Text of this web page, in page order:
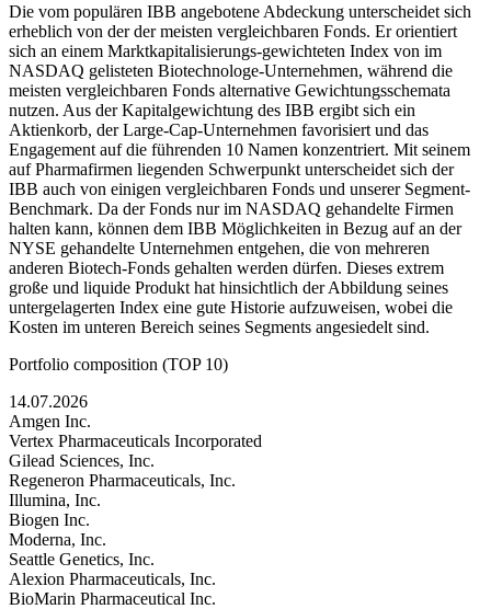
Die vom populären IBB angebotene Abdeckung unterscheidet sich
erheblich von der der meisten vergleichbaren Fonds. Er orientiert
sich an einem Marktkapitalisierungs-gewichteten Index von im
NASDAQ gelisteten Biotechnologe-Unternehmen, während die
meisten vergleichbaren Fonds alternative Gewichtungsschemata
nutzen. Aus der Kapitalgewichtung des IBB ergibt sich ein
Aktienkorb, der Large-Cap-Unternehmen favorisiert und das
Engagement auf die führenden 10 Namen konzentriert. Mit seinem
auf Pharmafirmen liegenden Schwerpunkt unterscheidet sich der
IBB auch von einigen vergleichbaren Fonds und unserer Segment-
Benchmark. Da der Fonds nur im NASDAQ gehandelte Firmen
halten kann, können dem IBB Möglichkeiten in Bezug auf an der
NYSE gehandelte Unternehmen entgehen, die von mehreren
anderen Biotech-Fonds gehalten werden dürfen. Dieses extrem
große und liquide Produkt hat hinsichtlich der Abbildung seines
untergelagerten Index eine gute Historie aufzuweisen, wobei die
Kosten im unteren Bereich seines Segments angesiedelt sind.
Portfolio composition (TOP 10)
14.07.2026
Amgen Inc.
Vertex Pharmaceuticals Incorporated
Gilead Sciences, Inc.
Regeneron Pharmaceuticals, Inc.
Illumina, Inc.
Biogen Inc.
Moderna, Inc.
Seattle Genetics, Inc.
Alexion Pharmaceuticals, Inc.
BioMarin Pharmaceutical Inc.